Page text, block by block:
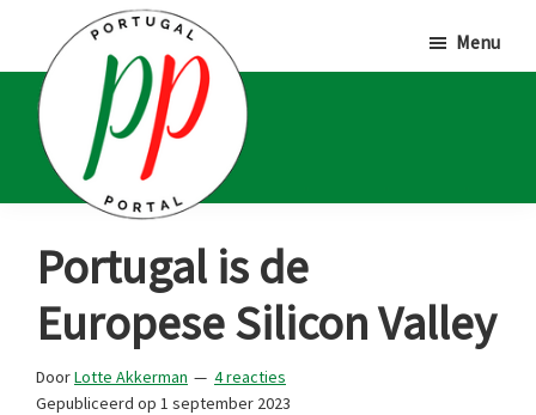
hoofd
inhoud
eerste
sidebar
voettekst
Portal
Portugalliefhebbers
en
fanaten
Menu
Portugal is de
Europese Silicon Valley
DoorLotte Akkerman
4 reacties
Gepubliceerd op 1 september 2023